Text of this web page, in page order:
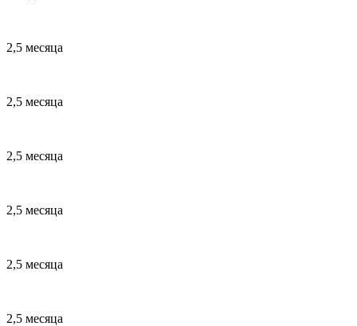
2,5 месяца
2,5 месяца
2,5 месяца
2,5 месяца
2,5 месяца
2,5 месяца